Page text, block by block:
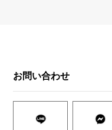
お問い合わせ